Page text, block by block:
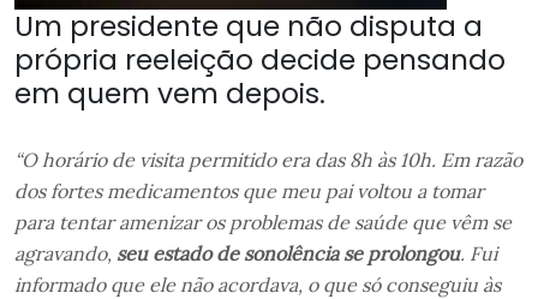
Um presidente que não disputa a
própria reeleição decide pensando
em quem vem depois.
“O horário de visita permitido era das 8h às 10h. Em razão
dos fortes medicamentos que meu pai voltou a tomar
para tentar amenizar os problemas de saúde que vêm se
agravando, seu estado de sonolência se prolongou. Fui
informado que ele não acordava, o que só conseguiu às